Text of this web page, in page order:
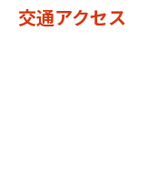
交通アクセス